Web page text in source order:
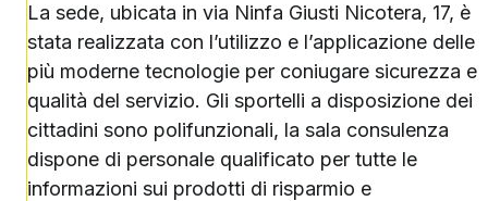
La sede, ubicata in via Ninfa Giusti Nicotera, 17, è
stata realizzata con l’utilizzo e l’applicazione delle
più moderne tecnologie per coniugare sicurezza e
qualità del servizio. Gli sportelli a disposizione dei
cittadini sono polifunzionali, la sala consulenza
dispone di personale qualificato per tutte le
informazioni sui prodotti di risparmio e